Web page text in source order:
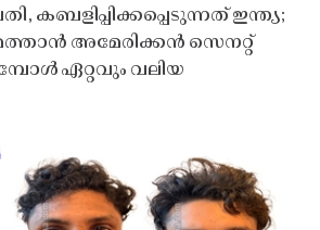
കബളിപ്പിക്കപ്പെടുന്നത് ഇന്ത്യ;
അമേരിക്കൻ സെനറ്റ്
ഏറ്റവും വലിയ